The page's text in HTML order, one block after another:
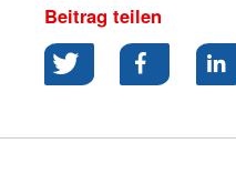
Beitrag teilen